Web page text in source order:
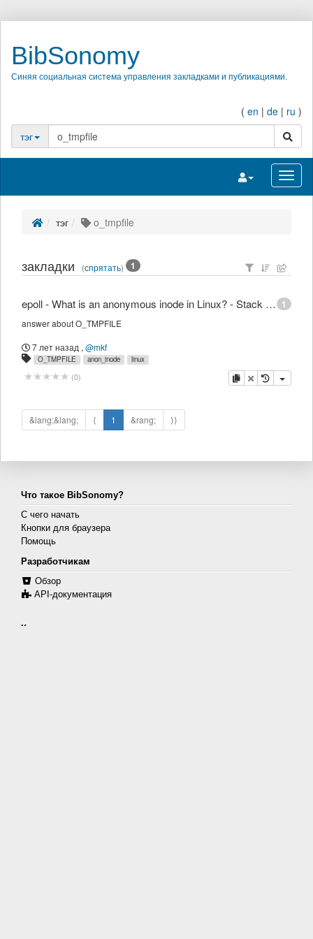
BibSonomy
Синяя социальная система управления закладками и публикациями.
( en | de | ru )
тэг
поиск
Переключить
тэг o_tmpfile
закладки (спрятать) 1
1
epoll - What is an anonymous inode in Linux? - Stack Overflow
answer about O_TMPFILE
7 лет назад , @mkf
O_TMPFILE anon_inode linux
(0) копировать
удалить
&lang;&lang; ⟨ 1 &rang; ⟩⟩
Что такое BibSonomy?
С чего начать
Кнопки для браузера
Помощь
Разработчикам
Обзор
API-документация
Контакт и защита личных данных